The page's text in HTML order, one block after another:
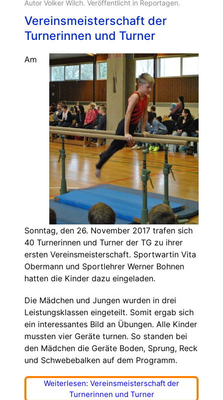
Autor Volker Wilch. Veröffentlicht in Reportagen.
Vereinsmeisterschaft der
Turnerinnen und Turner
Am
Sonntag, den 26. November 2017 trafen sich
40 Turnerinnen und Turner der TG zu ihrer
ersten Vereinsmeisterschaft. Sportwartin Vita
Obermann und Sportlehrer Werner Bohnen
hatten die Kinder dazu eingeladen.
Die Mädchen und Jungen wurden in drei
Leistungsklassen eingeteilt. Somit ergab sich
ein interessantes Bild an Übungen. Alle Kinder
mussten vier Geräte turnen. So standen bei
den Mädchen die Geräte Boden, Sprung, Reck
und Schwebebalken auf dem Programm.
Weiterlesen: Vereinsmeisterschaft der
Turnerinnen und Turner